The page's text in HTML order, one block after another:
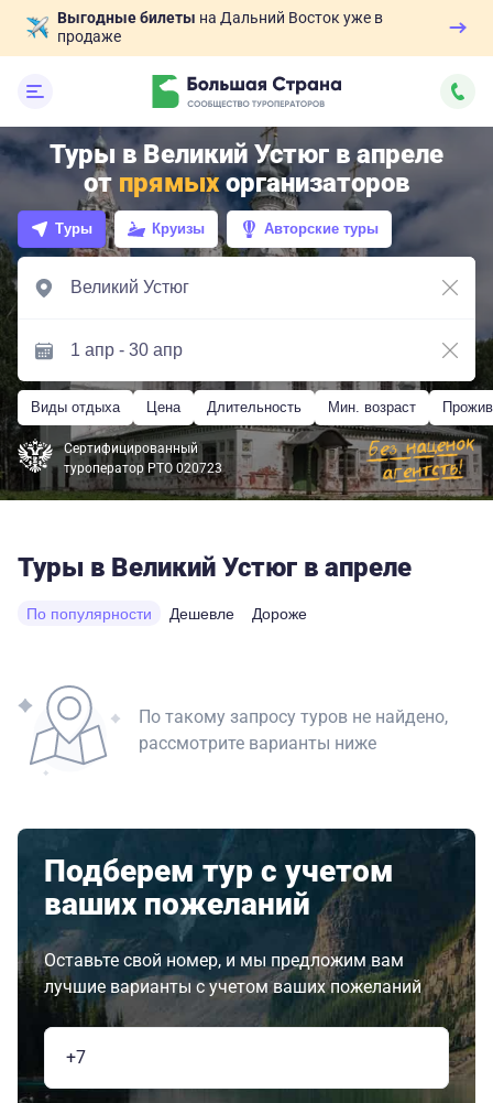
Выгодные билеты на Дальний Восток уже в
продаже
Туры в Великий Устюг в апреле
от прямыхорганизаторов
Туры Круизы Авторские туры
Виды отдыха Цена Длительность Мин. возраст
Сертифицированный
туроператор РТО 020723
Туры в Великий Устюг в апреле
По популярности Дешевле Дороже
По такому запросу туров не найдено,
рассмотрите варианты ниже
Подберем тур с учетом
ваших пожеланий
Оставьте свой номер, и мы предложим вам
лучшие варианты с учетом ваших пожеланий